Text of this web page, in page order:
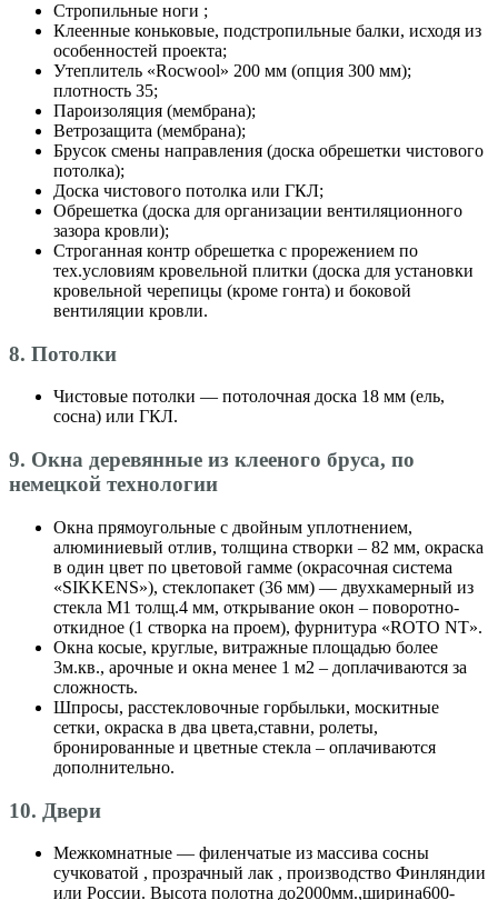
Стропильные ноги ;
Клеенные коньковые, подстропильные балки, исходя из
особенностей проекта;
Утеплитель «Roсwool» 200 мм (опция 300 мм);
плотность 35;
Пароизоляция (мембрана);
Ветрозащита (мембрана);
Брусок смены направления (доска обрешетки чистового
потолка);
Доска чистового потолка или ГКЛ;
Обрешетка (доска для организации вентиляционного
зазора кровли);
Строганная контр обрешетка с прорежением по
тех.условиям кровельной плитки (доска для установки
кровельной черепицы (кроме гонта) и боковой
вентиляции кровли.
8. Потолки
Чистовые потолки — потолочная доска 18 мм (ель,
сосна) или ГКЛ.
9. Окна деревянные из клееного бруса, по
немецкой технологии
Окна прямоугольные с двойным уплотнением,
алюминиевый отлив, толщина створки – 82 мм, окраска
в один цвет по цветовой гамме (окрасочная система
«SIKKENS»), стеклопакет (36 мм) — двухкамерный из
стекла М1 толщ.4 мм, открывание окон – поворотно-
откидное (1 створка на проем), фурнитура «ROTO NT».
Окна косые, круглые, витражные площадью более
3м.кв., арочные и окна менее 1 м2 – доплачиваются за
сложность.
Шпросы, расстекловочные горбыльки, москитные
сетки, окраска в два цвета,ставни, ролеты,
бронированные и цветные стекла – оплачиваются
дополнительно.
10. Двери
Межкомнатные — филенчатые из массива сосны
сучковатой , прозрачный лак , производство Финляндии
или России. Высота полотна до2000мм.,ширина600-